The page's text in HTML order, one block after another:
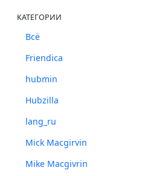
КАТЕГОРИИ
Всё
Friendica
hubmin
Hubzilla
lang_ru
Mick Macgirvin
Mike Macgivrin